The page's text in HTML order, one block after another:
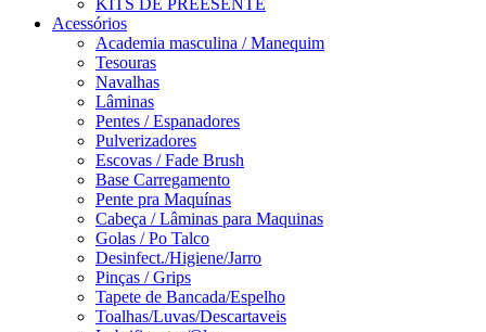
KITS DE PREESENTE
Acessórios
Academia masculina / Manequim
Tesouras
Navalhas
Lâminas
Pentes / Espanadores
Pulverizadores
Escovas / Fade Brush
Base Carregamento
Pente pra Maquínas
Cabeça / Lâminas para Maquinas
Golas / Po Talco
Desinfect./Higiene/Jarro
Pinças / Grips
Tapete de Bancada/Espelho
Toalhas/Luvas/Descartaveis